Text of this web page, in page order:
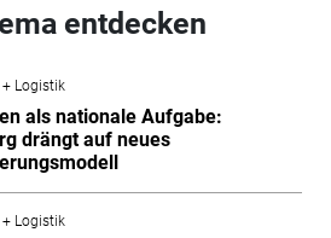
entdecken
Logistik
als nationale Aufgabe:
drängt auf neues
Logistik